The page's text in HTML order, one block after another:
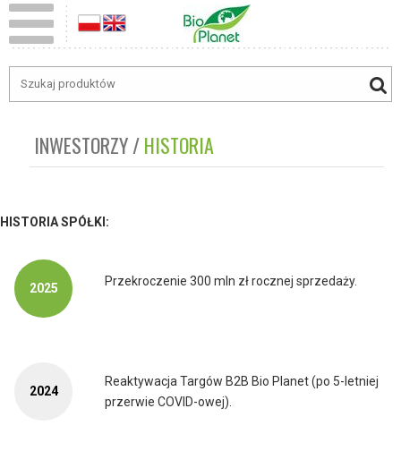
INWESTORZY HISTORIA
HISTORIA SPÓŁKI:
2025 Przekroczenie 300 mln zł rocznej sprzedaży.
2024
Reaktywacja Targów B2B Bio Planet (po 5-letniej
przerwie COVID-owej).